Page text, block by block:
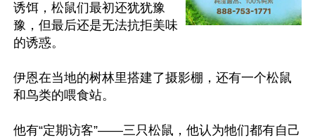
诱饵，松鼠们最初还犹犹豫
豫，但最后还是无法抗拒美味
的诱惑。
伊恩在当地的树林里搭建了摄影棚，还有一个松鼠
和鸟类的喂食站。
他有“定期访客”——三只松鼠，他认为牠们都有自己